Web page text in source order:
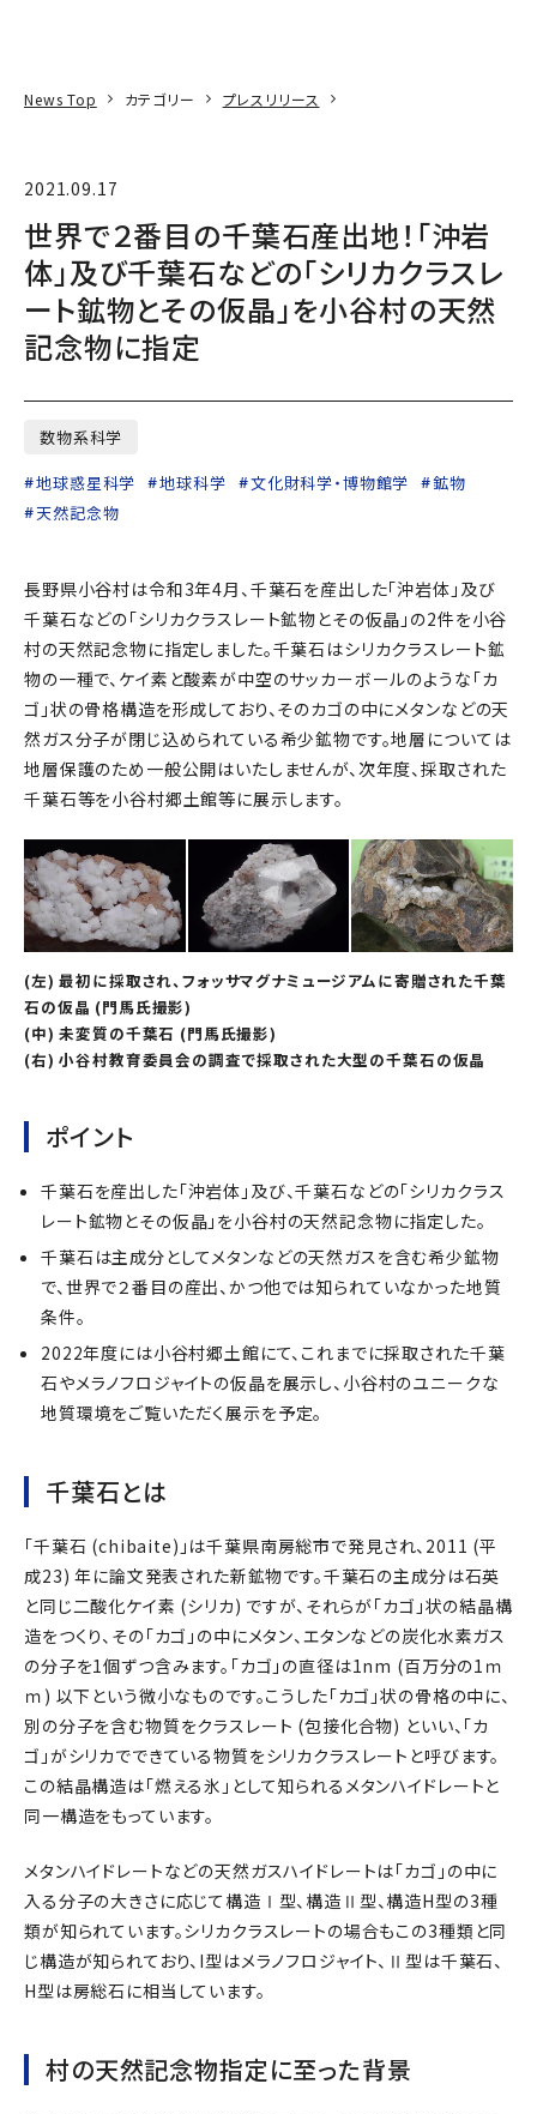
News Top カテゴリー プレスリリース
2021.09.17
世界で２番目の千葉石産出地！「沖岩
体」及び千葉石などの「シリカクラスレ
ート鉱物とその仮晶」を小谷村の天然
記念物に指定
数物系科学
地球惑星科学
地球科学 文化財科学・博物館学
鉱物
天然記念物
長野県小谷村は令和3年4月、千葉石を産出した「沖岩体」及び
千葉石などの「シリカクラスレート鉱物とその仮晶」の2件を小谷
村の天然記念物に指定しました。千葉石はシリカクラスレート鉱
物の一種で、ケイ素と酸素が中空のサッカーボールのような「カ
ゴ」状の骨格構造を形成しており、そのカゴの中にメタンなどの天
然ガス分子が閉じ込められている希少鉱物です。地層については
地層保護のため一般公開はいたしませんが、次年度、採取された
千葉石等を小谷村郷土館等に展示します。
(左) 最初に採取され、フォッサマグナミュージアムに寄贈された千葉
石の仮晶 (門馬氏撮影)
(中) 未変質の千葉石 (門馬氏撮影)
(右) 小谷村教育委員会の調査で採取された大型の千葉石の仮晶
ポイント
千葉石を産出した「沖岩体」及び、千葉石などの「シリカクラス
レート鉱物とその仮晶」を小谷村の天然記念物に指定した。
千葉石は主成分としてメタンなどの天然ガスを含む希少鉱物
で、世界で２番目の産出、かつ他では知られていなかった地質
条件。
2022年度には小谷村郷土館にて、これまでに採取された千葉
石やメラノフロジャイトの仮晶を展示し、小谷村のユニークな
地質環境をご覧いただく展示を予定。
千葉石とは
「千葉石 (chibaite)」は千葉県南房総市で発見され、2011 (平
成23) 年に論文発表された新鉱物です。千葉石の主成分は石英
と同じ二酸化ケイ素 (シリカ) ですが、それらが「カゴ」状の結晶構
造をつくり、その「カゴ」の中にメタン、エタンなどの炭化水素ガス
の分子を1個ずつ含みます。「カゴ」の直径は1nm (百万分の1ｍ
ｍ) 以下という微小なものです。こうした「カゴ」状の骨格の中に、
別の分子を含む物質をクラスレート (包接化合物) といい、「カ
ゴ」がシリカでできている物質をシリカクラスレートと呼びます。
この結晶構造は「燃える氷」として知られるメタンハイドレートと
同一構造をもっています。
メタンハイドレートなどの天然ガスハイドレートは「カゴ」の中に
入る分子の大きさに応じて構造Ⅰ型、構造Ⅱ型、構造H型の3種
類が知られています。シリカクラスレートの場合もこの3種類と同
じ構造が知られており、I型はメラノフロジャイト、Ⅱ型は千葉石、
H型は房総石に相当しています。
村の天然記念物指定に至った背景